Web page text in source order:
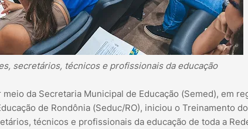
secretários, técnicos e profissionais da educação
da Secretaria Municipal de Educação (Semed), em
de Rondônia (Seduc/RO), iniciou o Treinamento
técnicos e profissionais da educação de toda a